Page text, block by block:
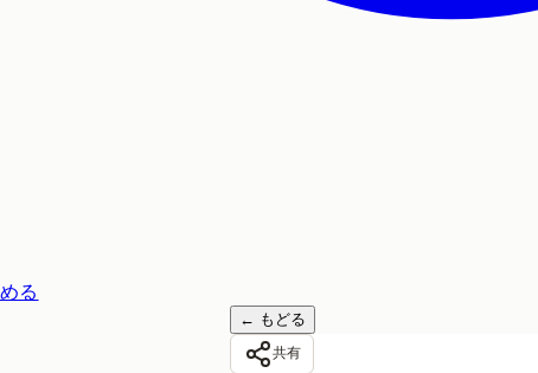
る
← もどる
共有